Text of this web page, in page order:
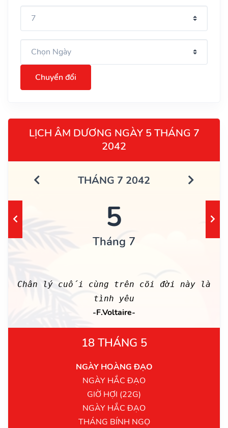
Chuyển đổi
LỊCH ÂM DƯƠNG NGÀY 5 THÁNG 7
2042
THÁNG 7 2042
5
Tháng 7
Chân lý cuối cùng trên cõi đời này là
tình yêu
-F.Voltaire-
18 THÁNG 5
NGÀY HOÀNG ĐẠO
NGÀY HẮC ĐẠO
GIỜ HỢI (22G)
NGÀY HẮC ĐẠO
THÁNG BÍNH NGỌ